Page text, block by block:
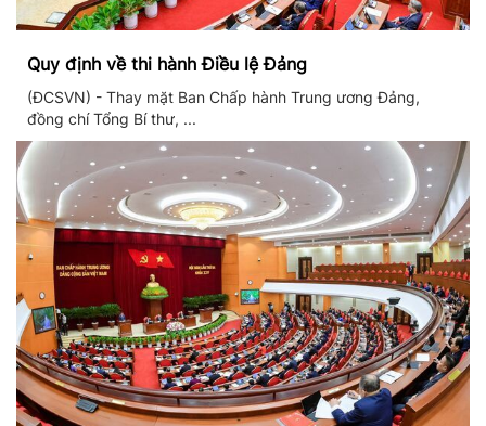
Quy định về thi hành Điều lệ Đảng
(ĐCSVN) - Thay mặt Ban Chấp hành Trung ương Đảng,
đồng chí Tổng Bí thư, ...